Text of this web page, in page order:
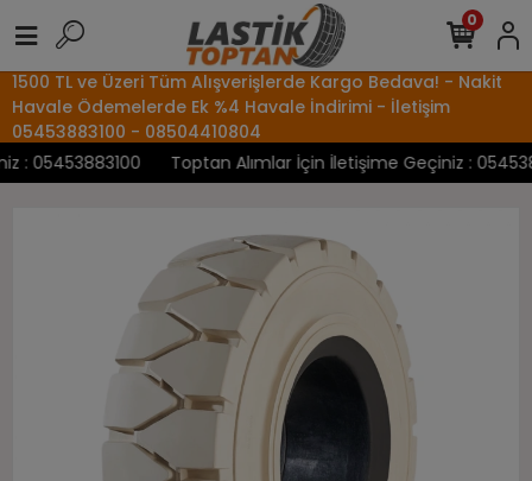
1500 TL ve Üzeri Tüm Alışverişlerde Kargo Bedava! - Nakit
Havale Ödemelerde Ek %4 Havale İndirimi - İletişim
05453883100 - 08504410804
05453883100
Toptan Alımlar İçin İletişime Geçiniz :
0